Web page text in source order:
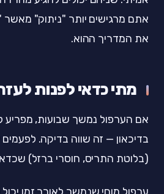
אתם מרגישים יותר "ניתוק"
את המדריך ההוא.
מתי כדאי לפנות
אם הערפול נמשך שבועות, מפריע
בדיכאון — זה שווה בדיקה. לפעמים
(בלוטת התריס, חוסרי ברזל)
ערפול מוחי שנמשך לאורך זמן יכול